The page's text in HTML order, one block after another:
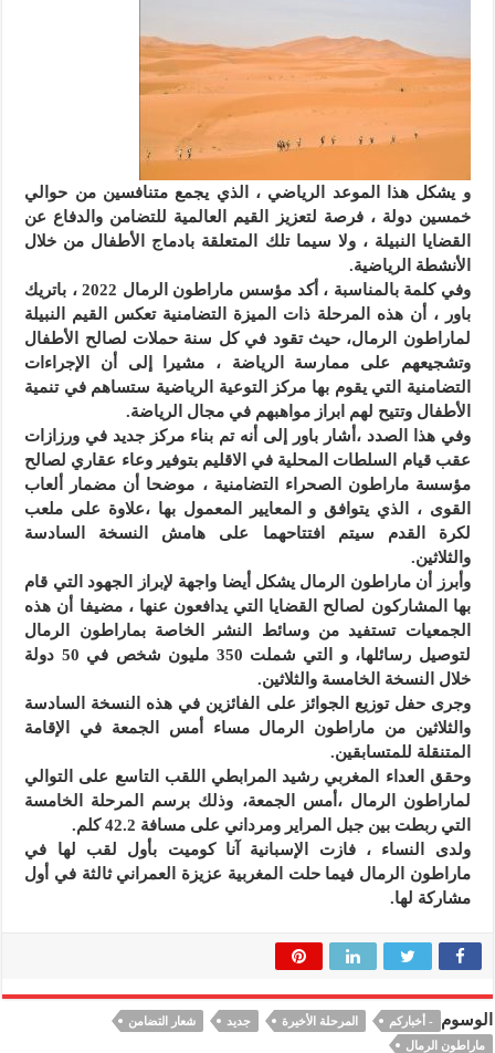
و يشكل هذا الموعد الرياضي ، الذي يجمع متنافسين من حوالي
خمسين دولة ، فرصة لتعزيز القيم العالمية للتضامن والدفاع عن
القضايا النبيلة ، ولا سيما تلك المتعلقة بادماج الأطفال من خلال
الأنشطة الرياضية.
وفي كلمة بالمناسبة ، أكد مؤسس ماراطون الرمال 2022 ، باتريك
باور ، أن هذه المرحلة ذات الميزة التضامنية تعكس القيم النبيلة
لماراطون الرمال، حيث تقود في كل سنة حملات لصالح الأطفال
وتشجيعهم على ممارسة الرياضة ، مشيرا إلى أن الإجراءات
التضامنية التي يقوم بها مركز التوعية الرياضية ستساهم في تنمية
الأطفال وتتيح لهم ابراز مواهبهم في مجال الرياضة.
وفي هذا الصدد ،أشار باور إلى أنه تم بناء مركز جديد في ورزازات
عقب قيام السلطات المحلية في الاقليم بتوفير وعاء عقاري لصالح
مؤسسة ماراطون الصحراء التضامنية ، موضحا أن مضمار ألعاب
القوى ، الذي يتوافق و المعايير المعمول بها ،علاوة على ملعب
لكرة القدم سيتم افتتاحهما على هامش النسخة السادسة
والثلاثين.
وأبرز أن ماراطون الرمال يشكل أيضا واجهة لإبراز الجهود التي قام
بها المشاركون لصالح القضايا التي يدافعون عنها ، مضيفا أن هذه
الجمعيات تستفيد من وسائط النشر الخاصة بماراطون الرمال
لتوصيل رسائلها، و التي شملت 350 مليون شخص في 50 دولة
خلال النسخة الخامسة والثلاثين.
وجرى حفل توزيع الجوائز على الفائزين في هذه النسخة السادسة
والثلاثين من ماراطون الرمال مساء أمس الجمعة في الإقامة
المتنقلة للمتسابقين.
وحقق العداء المغربي رشيد المرابطي اللقب التاسع على التوالي
لماراطون الرمال ،أمس الجمعة، وذلك برسم المرحلة الخامسة
التي ربطت بين جبل المراير ومرداني على مسافة 42.2 كلم.
ولدى النساء ، فازت الإسبانية آنا كوميت بأول لقب لها في
ماراطون الرمال فيما حلت المغربية عزيزة العمراني ثالثة في أول
مشاركة لها.
الوسوم - أخباركم المرحلة الأخيرة جديد
شعار التضامن
ماراطون الرمال